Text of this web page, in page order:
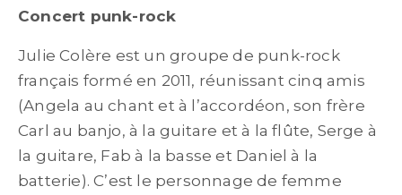
Concert punk-rock
Julie Colère est un groupe de punk-rock
français formé en 2011, réunissant cinq amis
(Angela au chant et à l’accordéon, son frère
Carl au banjo, à la guitare et à la flûte, Serge à
la guitare, Fab à la basse et Daniel à la
batterie). C’est le personnage de femme